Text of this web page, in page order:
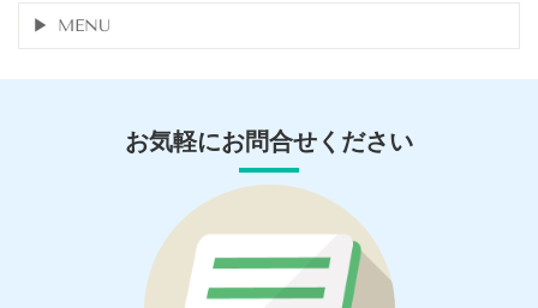
MENU
お気軽にお問合せください